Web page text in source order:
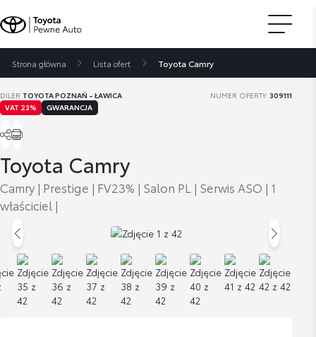
Strona główna Lista ofert Toyota Camry
Toyota Camry
Camry | Prestige | FV23% | Salon PL | Serwis ASO | 1
właściciel |
VAT 23% GWARANCJA
DILER TOYOTA POZNAŃ - ŁAWICA NUMER OFERTY:309111